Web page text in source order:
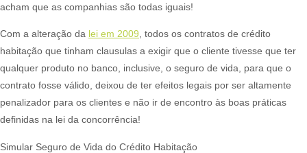
acham que as companhias são todas iguais!​
Com a alteração da lei em 2009 , todos os contratos de crédito
habitação que tinham clausulas a exigir que o cliente tivesse que ter
qualquer produto no banco, inclusive, o seguro de vida, para que o
contrato fosse válido, deixou de ter efeitos legais por ser altamente
penalizador para os clientes e não ir de encontro às boas práticas
definidas na lei da concorrência!​
Simular Seguro de Vida do Crédito Habitação